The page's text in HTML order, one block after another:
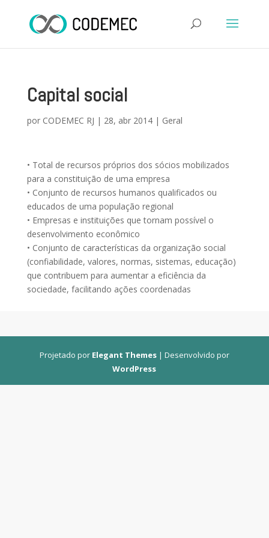
Capital social
por CODEMEC RJ | 28, abr 2014| Geral
• Total de recursos próprios dos sócios mobilizados
para a constituição de uma empresa
• Conjunto de recursos humanos qualificados ou
educados de uma população regional
• Empresas e instituições que tornam possível o
desenvolvimento econômico
• Conjunto de características da organização social
(confiabilidade, valores, normas, sistemas, educação)
que contribuem para aumentar a eficiência da
sociedade, facilitando ações coordenadas
Projetado por Elegant Themes| Desenvolvido por
WordPress